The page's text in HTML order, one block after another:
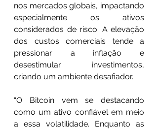
nos mercados globais, impactando
especialmente os ativos
considerados de risco. A elevação
dos custos comerciais tende a
pressionar a inflação e
desestimular investimentos,
criando um ambiente desafiador.
“O Bitcoin vem se destacando
como um ativo confiável em meio
a essa volatilidade. Enquanto as